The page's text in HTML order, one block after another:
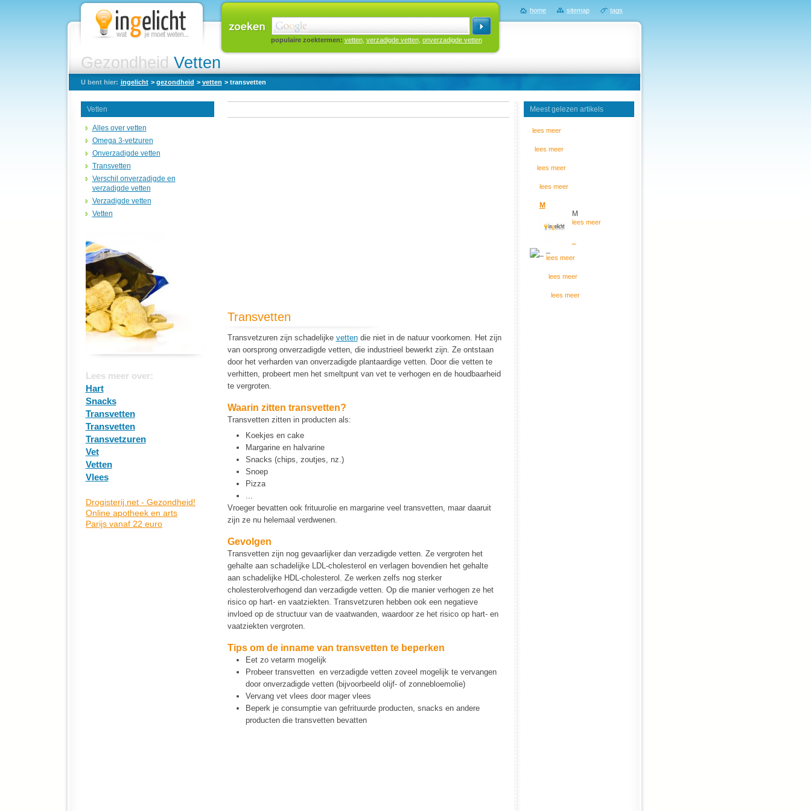
Gezondheid Vetten
populaire zoektermen: vetten, verzadigde vetten, onverzadigde vetten
home sitemap tags
U bent hier: ingelicht > gezondheid > vetten > transvetten
Vetten
Alles over vetten
Omega 3-vetzuren
Onverzadigde vetten
Transvetten
Verschil onverzadigde en
verzadigde vetten
Verzadigde vetten
Vetten
Lees meer over:
Hart
Snacks
Transvetten
Transvetten
Transvetzuren
Vet
Vetten
Vlees
Transvetten
Transvetzuren zijn schadelijke vettendie niet in de natuur voorkomen. Het zijn
van oorsprong onverzadigde vetten, die industrieel bewerkt zijn. Ze ontstaan
door het verharden van onverzadigde plantaardige vetten. Door die vetten te
verhitten, probeert men het smeltpunt van vet te verhogen en de houdbaarheid
te vergroten.
Waarin zitten transvetten?
Transvetten zitten in producten als:
Koekjes en cake
Margarine en halvarine
Snacks (chips, zoutjes, nz.)
Snoep
Pizza
...
Vroeger bevatten ook frituurolie en margarine veel transvetten, maar daaruit
zijn ze nu helemaal verdwenen.
Gevolgen
Transvetten zijn nog gevaarlijker dan verzadigde vetten. Ze vergroten het
gehalte aan schadelijke LDL-cholesterol en verlagen bovendien het gehalte
aan schadelijke HDL-cholesterol. Ze werken zelfs nog sterker
cholesterolverhogend dan verzadigde vetten. Op die manier verhogen ze het
risico op hart- en vaatziekten. Transvetzuren hebben ook een negatieve
invloed op de structuur van de vaatwanden, waardoor ze het risico op hart- en
vaatziekten vergroten.
Tips om de inname van transvetten te beperken
Eet zo vetarm mogelijk
Probeer transvetten en verzadigde vetten zoveel mogelijk te vervangen
door onverzadigde vetten (bijvoorbeeld olijf- of zonnebloemolie)
Vervang vet vlees door mager vlees
Beperk je consumptie van gefrituurde producten, snacks en andere
producten die transvetten bevatten
Meest gelezen artikels
lees meer
lees meer
lees meer
lees meer
M
M
lees meer
lees meer
lees meer
lees meer